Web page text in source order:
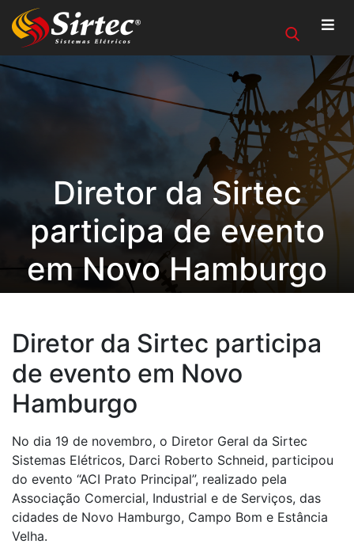
Diretor da Sirtec
participa de evento
em Novo Hamburgo
Diretor da Sirtec participa
de evento em Novo
Hamburgo
No dia 19 de novembro, o Diretor Geral da Sirtec
Sistemas Elétricos, Darci Roberto Schneid, participou
do evento “ACI Prato Principal”, realizado pela
Associação Comercial, Industrial e de Serviços, das
cidades de Novo Hamburgo, Campo Bom e Estância
Velha.